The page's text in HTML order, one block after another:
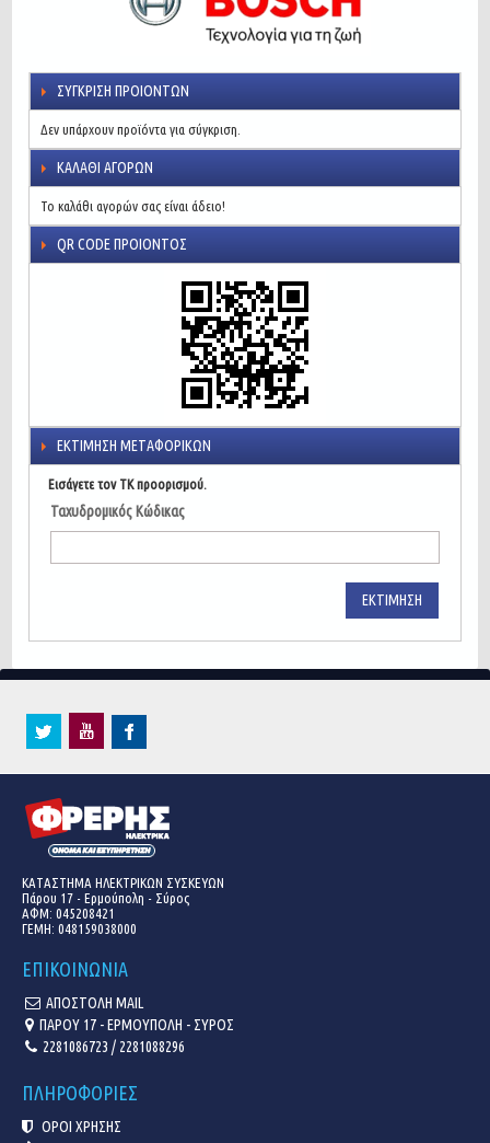
ΣΎΓΚΡΙΣΗ ΠΡΟΙΌΝΤΩΝ
Δεν υπάρχουν προϊόντα για σύγκριση.
ΚΑΛΆΘΙ ΑΓΟΡΏΝ
Το καλάθι αγορών σας είναι άδειο!
QR CODE ΠΡΟΙΌΝΤΟΣ
ΕΚΤΊΜΗΣΗ ΜΕΤΑΦΟΡΙΚΏΝ
Εισάγετε τον ΤΚ προορισμού.
Ταχυδρομικός Κώδικας
ΕΚΤΊΜΗΣΗ
ΚΑΤΑΣΤΗΜΑ ΗΛΕΚΤΡΙΚΩΝ ΣΥΣΚΕΥΩΝ
Πάρου 17 - Ερμούπολη - Σύρος
ΑΦΜ: 045208421
ΓΕΜΗ: 048159038000
ΕΠΙΚΟΙΝΩΝΙΑ
ΑΠΟΣΤΟΛΗ MAIL
ΠΑΡΟΥ 17 - ΕΡΜΟΥΠΟΛΗ - ΣΥΡΟΣ
2281086723 / 2281088296
ΠΛΗΡΟΦΟΡΙΕΣ
ΟΡΟΙ ΧΡΗΣΗΣ